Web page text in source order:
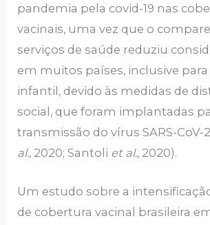
pandemia pela covid-19 nas
vacinais, uma vez que o
serviços de saúde reduziu
em muitos países, inclusive para
infantil, devido às medidas de
social, que foram implantadas
transmissão do vírus SARS-CoV-
al., 2020; Santoli et al., 2020).
Um estudo sobre a
de cobertura vacinal brasileira